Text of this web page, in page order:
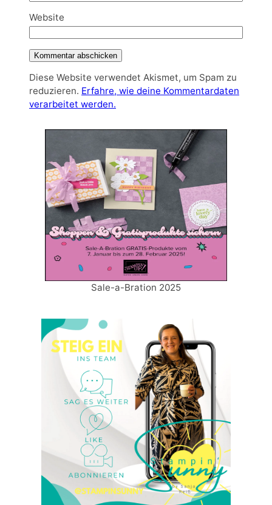
Website
Diese Website verwendet Akismet, um Spam zu
reduzieren. Erfahre, wie deine Kommentardaten
verarbeitet werden.
Sale-a-Bration 2025